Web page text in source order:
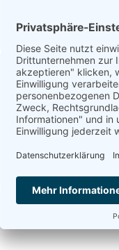
, IHK- und
wir dich persönlich.